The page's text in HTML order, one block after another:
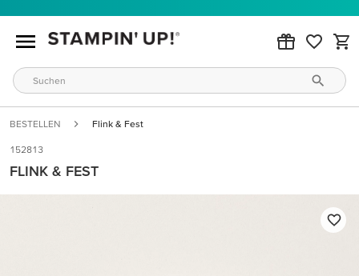
BESTELLEN Flink & Fest
152813
FLINK & FEST